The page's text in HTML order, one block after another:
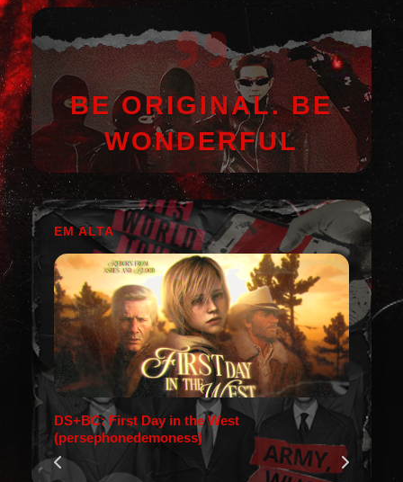
BE ORIGINAL. BE
WONDERFUL
EM ALTA
DS+BC: First Day in the West
(persephonedemoness)